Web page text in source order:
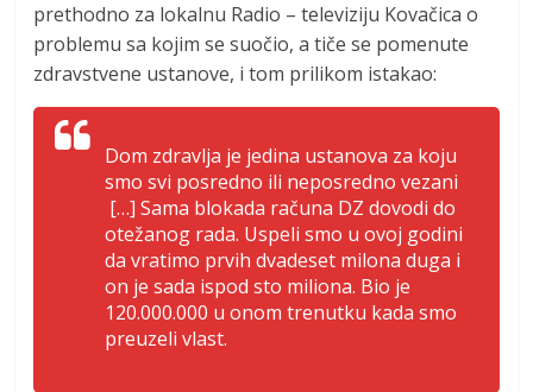
prethodno za lokalnu Radio – televiziju Kovačica o
problemu sa kojim se suočio, a tiče se pomenute
zdravstvene ustanove, i tom prilikom istakao:
Dom zdravlja je jedina ustanova za koju
smo svi posredno ili neposredno vezani
[…] Sama blokada računa DZ dovodi do
otežanog rada. Uspeli smo u ovoj godini
da vratimo prvih dvadeset milona duga i
on je sada ispod sto miliona. Bio je
120.000.000 u onom trenutku kada smo
preuzeli vlast.